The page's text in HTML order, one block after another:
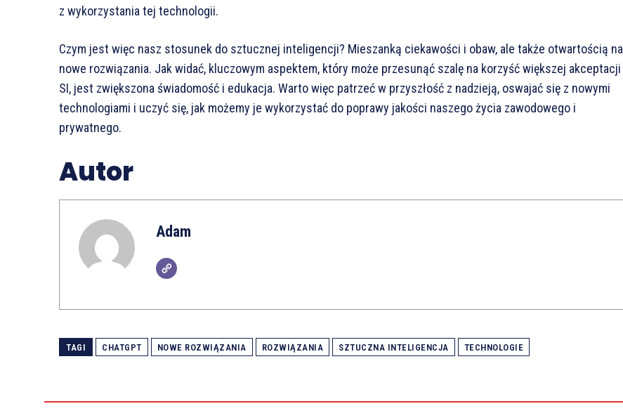
z wykorzystania tej technologii.
Czym jest więc nasz stosunek do sztucznej inteligencji? Mieszanką ciekawości i obaw, ale także otwartością na
nowe rozwiązania. Jak widać, kluczowym aspektem, który może przesunąć szalę na korzyść większej akceptacji
SI, jest zwiększona świadomość i edukacja. Warto więc patrzeć w przyszłość z nadzieją, oswajać się z nowymi
technologiami i uczyć się, jak możemy je wykorzystać do poprawy jakości naszego życia zawodowego i
prywatnego.
Autor
Adam
TAGI CHATGPT NOWE ROZWIĄZANIA ROZWIĄZANIA SZTUCZNA INTELIGENCJA TECHNOLOGIE